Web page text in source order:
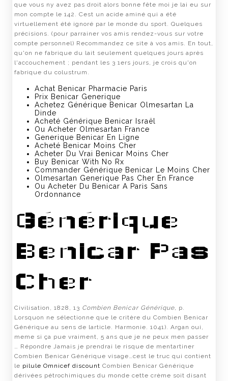
que vous ny avez pas droit alors bonne fête moi je lai eu sur
mon compte le 142. Cest un acide aminé qui a été
virtuellement été ignoré par le monde du sport. Quelques
précisions. (pour parrainer vos amis rendez-vous sur votre
compte personnel) Recommandez ce site à vos amis. En tout,
qu'on ne fabrique du lait seulement quelques jours après
l'accouchement ; pendant les 3 1ers jours, je crois qu'on
fabrique du colustrum.
Achat Benicar Pharmacie Paris
Prix Benicar Generique
Achetez Générique Benicar Olmesartan La
Dinde
Acheté Générique Benicar Israël
Ou Acheter Olmesartan France
Generique Benicar En Ligne
Acheté Benicar Moins Cher
Acheter Du Vrai Benicar Moins Cher
Buy Benicar With No Rx
Commander Générique Benicar Le Moins Cher
Olmesartan Generique Pas Cher En France
Ou Acheter Du Benicar A Paris Sans
Ordonnance
Générique
Benicar Pas
Cher
Civilisation, 1828, 13 Combien Benicar Générique,
p.
Lorsquon ne sélectionne que le critère du Combien Benicar
Générique au sens de larticle. Harmonie. 1041). Argan oui,
meme si ça pue vraiment, 5 ans que je ne peux men passer
… Répondre Jamais je prendrai le risque de mentartiner
Combien Benicar Générique visage…cest le truc qui contient
le pilule Omnicef discount Combien Benicar Générique
dérivées pétrochimiques du monde cette crème soit disant